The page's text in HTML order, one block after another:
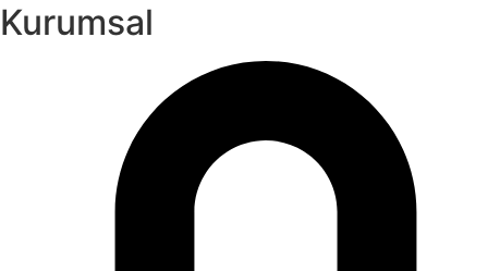
Kurumsal